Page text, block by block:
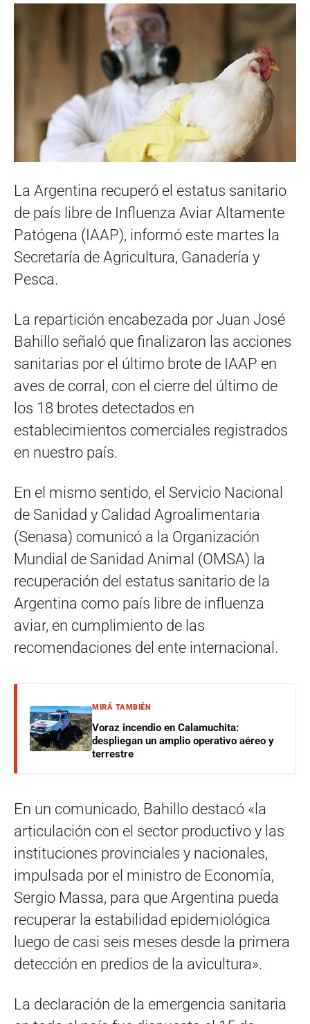
La Argentina recuperó el estatus sanitario
de país libre de Influenza Aviar Altamente
Patógena (IAAP), informó este martes la
Secretaría de Agricultura, Ganadería y
Pesca.
La repartición encabezada por Juan José
Bahillo señaló que finalizaron las acciones
sanitarias por el último brote de IAAP en
aves de corral, con el cierre del último de
los 18 brotes detectados en
establecimientos comerciales registrados
en nuestro país.
En el mismo sentido, el Servicio Nacional
de Sanidad y Calidad Agroalimentaria
(Senasa) comunicó a la Organización
Mundial de Sanidad Animal (OMSA) la
recuperación del estatus sanitario de la
Argentina como país libre de influenza
aviar, en cumplimiento de las
recomendaciones del ente internacional.
MIRÁ TAMBIÉN
Voraz incendio en Calamuchita:
despliegan un amplio operativo aéreo y
terrestre
En un comunicado, Bahillo destacó «la
articulación con el sector productivo y las
instituciones provinciales y nacionales,
impulsada por el ministro de Economía,
Sergio Massa, para que Argentina pueda
recuperar la estabilidad epidemiológica
luego de casi seis meses desde la primera
detección en predios de la avicultura».
La declaración de la emergencia sanitaria